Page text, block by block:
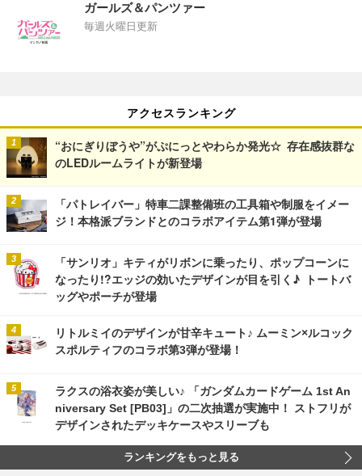
ガールズ＆パンツァー
毎週火曜日更新
アクセスランキング
“おにぎりぼうや”がぷにっとやわらか発光☆ 存在感抜群な
のLEDルームライトが新登場
「パトレイバー」特車二課整備班の工具箱や制服をイメー
ジ！本格派ブランドとのコラボアイテム第1弾が登場
「サンリオ」キティがリボンに乗ったり、ポップコーンに
なったり!?エッジの効いたデザインが目を引く♪ トートバ
ッグやポーチが登場
リトルミイのデザインが甘辛キュート♪ ムーミン×ルコック
スポルティフのコラボ第3弾が登場！
ラクスの浴衣姿が美しい♪ 「ガンダムカードゲーム 1st An
niversary Set [PB03]」の二次抽選が実施中！ ストフリが
デザインされたデッキケースやスリーブも
ランキングをもっと見る